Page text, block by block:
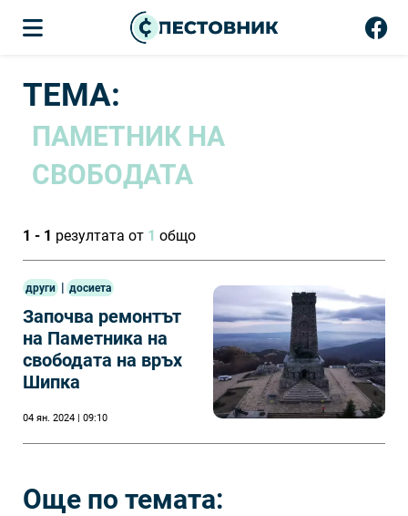
ТЕМА:
ПАМЕТНИК НА
СВОБОДАТА
1 - 1 резултата от 1 общо
други | досиета
Започва ремонтът
на Паметника на
свободата на връх
Шипка
04 ян. 2024 | 09:10
Още по темата: